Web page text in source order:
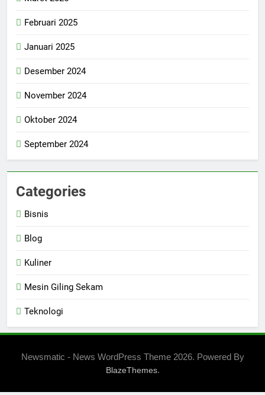
Februari 2025
Januari 2025
Desember 2024
November 2024
Oktober 2024
September 2024
Categories
Bisnis
Blog
Kuliner
Mesin Giling Sekam
Teknologi
Newsmatic - News WordPress Theme 2026. Powered By
BlazeThemes.